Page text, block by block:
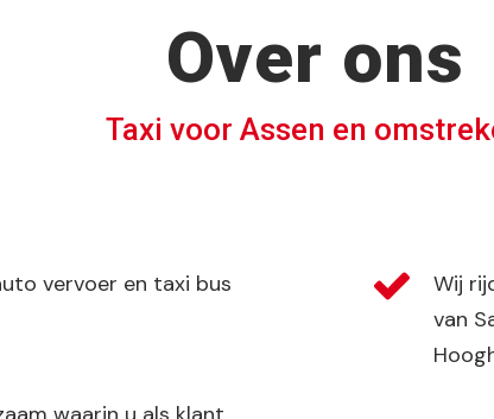
Over ons
Taxi voor Assen en
vervoer en taxi bus
Wij
van